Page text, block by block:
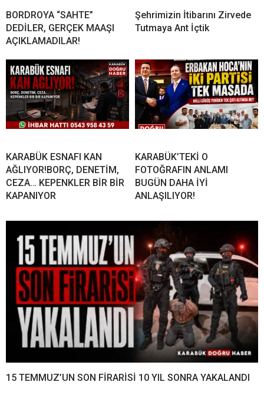
BORDROYA “SAHTE”
DEDİLER, GERÇEK MAAŞI
AÇIKLAMADILAR!
Şehrimizin İtibarını Zirvede
Tutmaya Ant İçtik
KARABÜK ESNAFI KAN
AĞLIYOR!BORÇ, DENETİM,
CEZA… KEPENKLER BİR BİR
KAPANIYOR
KARABÜK’TEKİ O
FOTOĞRAFIN ANLAMI
BUGÜN DAHA İYİ
ANLAŞILIYOR!
15 TEMMUZ’UN SON FİRARİSİ 10 YIL SONRA YAKALANDI